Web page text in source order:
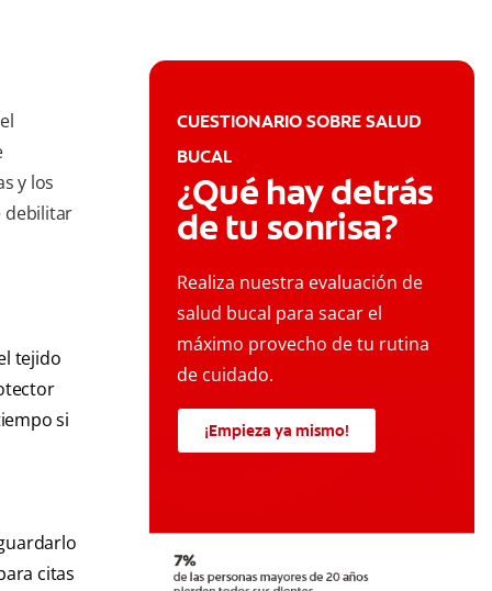
y los
debilitar
tejido
si
citas
CUESTIONARIO SOBRE SALUD
BUCAL
¿Qué hay detrás
de tu sonrisa?
Realiza nuestra evaluación de
salud bucal para sacar el
máximo provecho de tu rutina
de cuidado.
¡Empieza ya mismo!